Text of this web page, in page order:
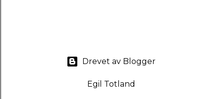
Drevet av Blogger
Egil Totland